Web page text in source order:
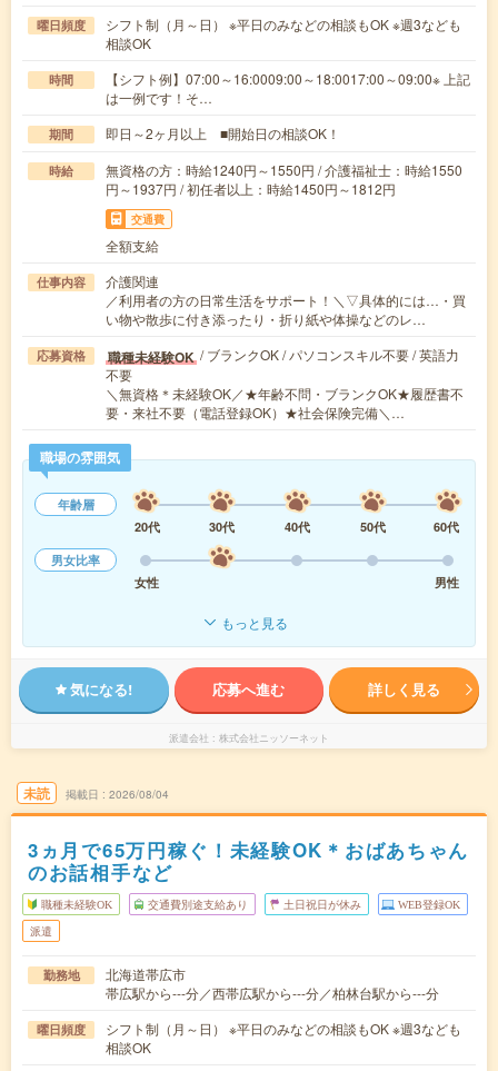
曜日頻度
シフト制（月～日） ※平日のみなどの相談もOK ※週3なども
相談OK
時間
【シフト例】07:00～16:0009:00～18:0017:00～09:00※ 上記
は一例です！そ…
期間 即日～2ヶ月以上 ■開始日の相談OK！
時給
無資格の方：時給1240円～1550円 / 介護福祉士：時給1550
円～1937円 / 初任者以上：時給1450円～1812円
交通費
全額支給
仕事内容
介護関連
／利用者の方の日常生活をサポート！＼▽具体的には…・買
い物や散歩に付き添ったり・折り紙や体操などのレ…
応募資格 職種未経験OK / ブランクOK / パソコンスキル不要 / 英語力
不要
＼無資格＊未経験OK／★年齢不問・ブランクOK★履歴書不
要・来社不要（電話登録OK）★社会保険完備＼…
職場の雰囲気
年齢層
20代
30代 40代 50代
60代
男女比率
女性
男性
もっと見る
気になる! 応募へ進む 詳しく見る
派遣会社 株式会社ニッソーネット
未読 掲載日 2026/08/04
3ヵ月で65万円稼ぐ！未経験OK＊おばあちゃん
のお話相手など
職種未経験OK 交通費別途支給あり 土日祝日が休み WEB登録OK
派遣
勤務地
北海道帯広市
帯広駅から---分／西帯広駅から---分／柏林台駅から---分
曜日頻度
シフト制（月～日） ※平日のみなどの相談もOK ※週3なども
相談OK